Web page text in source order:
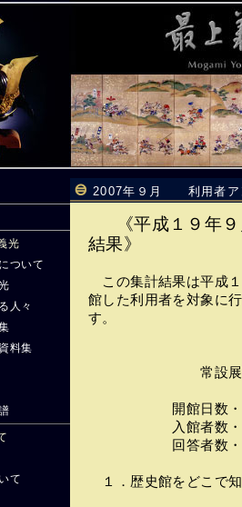
光
ついて
人々
料集
て
2007年９月 利用者ア
《平成１９年
結果》
この集計結果は平成
館した利用者を対象に
す。
常設展示 （
開館日数・・・
入館者数・・・
回答者数・・・
１．歴史館をどこで